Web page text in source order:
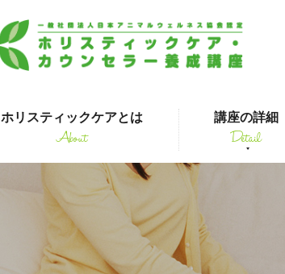
ホリスティックケアとは
About
講座の詳細
Detail
はじめて受講される方